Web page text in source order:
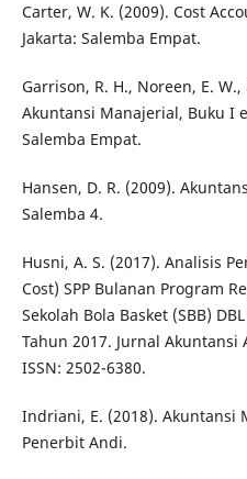
Carter, W. K. (2009). Cost
Jakarta: Salemba Empat.
Garrison, R. H., Noreen, E.
Akuntansi Manajerial, Buku I
Salemba Empat.
Hansen, D. R. (2009).
Salemba 4.
Husni, A. S. (2017). Analisis
Cost) SPP Bulanan Program
Sekolah Bola Basket (SBB)
Tahun 2017. Jurnal Akuntansi
ISSN: 2502-6380.
Indriani, E. (2018). Akuntansi
Penerbit Andi.